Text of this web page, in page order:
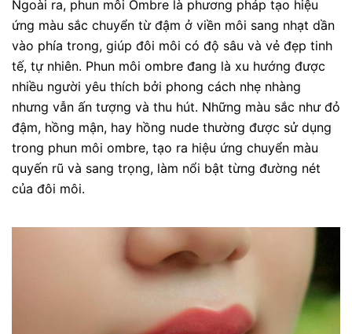
Ngoài ra, phun môi Ombre là phương pháp tạo hiệu
ứng màu sắc chuyển từ đậm ở viền môi sang nhạt dần
vào phía trong, giúp đôi môi có độ sâu và vẻ đẹp tinh
tế, tự nhiên. Phun môi ombre đang là xu hướng được
nhiều người yêu thích bởi phong cách nhẹ nhàng
nhưng vẫn ấn tượng và thu hút. Những màu sắc như đỏ
đậm, hồng mận, hay hồng nude thường được sử dụng
trong phun môi ombre, tạo ra hiệu ứng chuyển màu
quyến rũ và sang trọng, làm nổi bật từng đường nét
của đôi môi.